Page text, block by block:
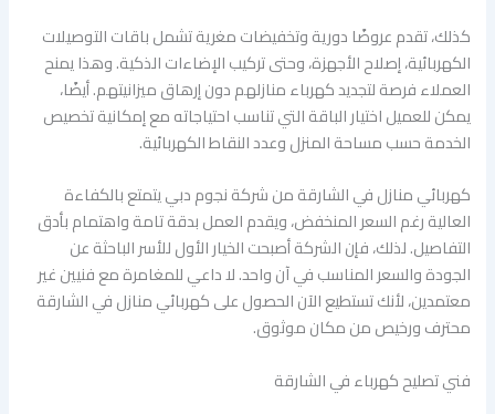
كذلك، تقدم عروضًا دورية وتخفيضات مغرية تشمل باقات التوصيلات
الكهربائية، إصلاح الأجهزة، وحتى تركيب الإضاءات الذكية. وهذا يمنح
العملاء فرصة لتجديد كهرباء منازلهم دون إرهاق ميزانيتهم. أيضًا،
يمكن للعميل اختيار الباقة التي تناسب احتياجاته مع إمكانية تخصيص
الخدمة حسب مساحة المنزل وعدد النقاط الكهربائية.
كهربائي منازل في الشارقة من شركة نجوم دبي يتمتع بالكفاءة
العالية رغم السعر المنخفض، ويقدم العمل بدقة تامة واهتمام بأدق
التفاصيل. لذلك، فإن الشركة أصبحت الخيار الأول للأسر الباحثة عن
الجودة والسعر المناسب في آن واحد. لا داعي للمغامرة مع فنيين غير
معتمدين، لأنك تستطيع الآن الحصول على كهربائي منازل في الشارقة
محترف ورخيص من مكان موثوق.
فني تصليح كهرباء في الشارقة